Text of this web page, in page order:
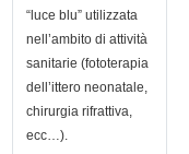
“luce blu” utilizzata
nell’ambito di attività
sanitarie (fototerapia
dell’ittero neonatale,
chirurgia rifrattiva,
ecc…).